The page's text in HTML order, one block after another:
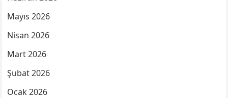
Mayıs 2026
Nisan 2026
Mart 2026
Şubat 2026
Ocak 2026